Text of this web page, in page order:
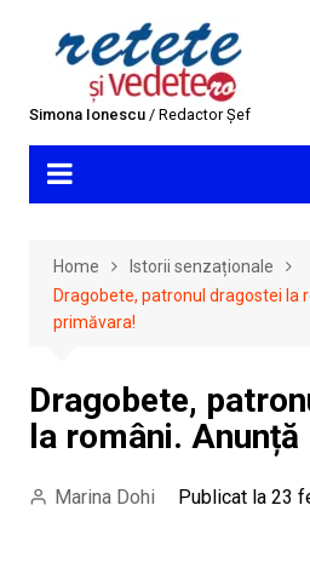
Simona Ionescu/ Redactor Șef
Home
Istorii senzaționale
Dragobete, patronul dragostei la
primăvara!
Dragobete,
la români.
Marina Dohi Publicat la 23